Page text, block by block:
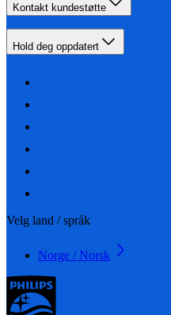
Kontakt kundestøtte
Hold deg oppdatert
Velg land / språk
Norge / Norsk